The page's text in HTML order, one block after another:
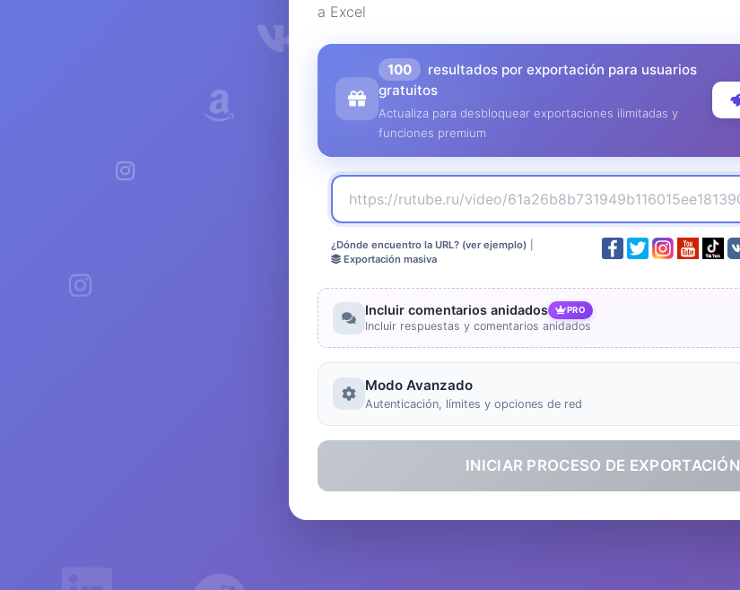
a Excel
100
resultados por exportación para usuarios
gratuitos
Actualiza para desbloquear exportaciones ilimitadas y
funciones premium
¿Dónde encuentro la URL? (ver ejemplo)
Exportación masiva
Incluir comentarios anidados PRO
Incluir respuestas y comentarios anidados
Modo Avanzado
Autenticación, límites y opciones de red
INICIAR PROCESO DE EXPORTACIÓN